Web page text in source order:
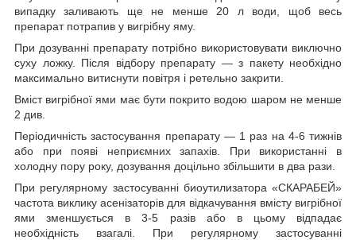
випадку заливають ще не менше 20 л води, щоб весь
препарат потрапив у вигрібну яму.
При дозуванні препарату потрібно використовувати виключно
суху ложку. Після відбору препарату ― з пакету необхідно
максимально витиснути повітря і ретельно закрити.
Вміст вигрібної ями має бути покрито водою шаром не менше
2 див.
Періодичність застосування препарату ― 1 раз на 4-6 тижнів
або при появі неприємних запахів. При використанні в
холодну пору року, дозування доцільно збільшити в два рази.
При регулярному застосуванні биоутилизатора «СКАРАБЕЙ»
частота виклику асенізаторів для відкачування вмісту вигрібної
ями зменшується в 3-5 разів або в цьому відпадає
необхідність взагалі. При регулярному застосуванні